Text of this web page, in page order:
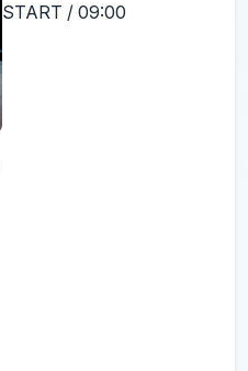
START / 09:00